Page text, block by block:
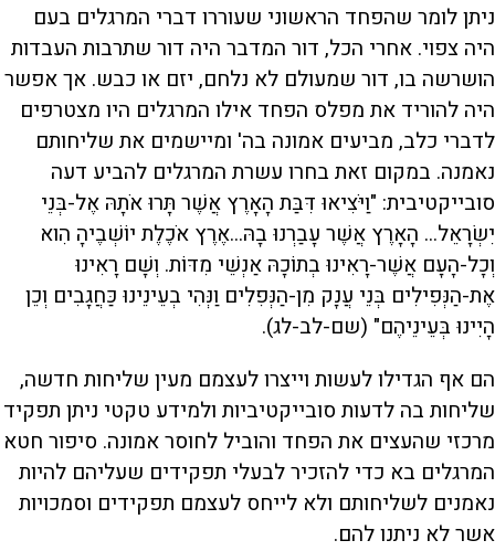
ניתן לומר שהפחד הראשוני שעוררו דברי המרגלים בעם
היה צפוי. אחרי הכל, דור המדבר היה דור שתרבות העבדות
הושרשה בו, דור שמעולם לא נלחם, יזם או כבש. אך אפשר
היה להוריד את מפלס הפחד אילו המרגלים היו מצטרפים
לדברי כלב, מביעים אמונה בה' ומיישמים את שליחותם
נאמנה. במקום זאת בחרו עשרת המרגלים להביע דעה
סובייקטיבית: "וַיֹּצִיאוּ דִּבַּת הָאָרֶץ אֲשֶׁר תָּרוּ אֹתָהּ אֶל-בְּנֵי
יִשְׂרָאֵל... הָאָרֶץ אֲשֶׁר עָבַרְנוּ בָהּ...אֶרֶץ אֹכֶלֶת יוֹשְׁבֶיהָ הִוא
וְכָל-הָעָם אֲשֶׁר-רָאִינוּ בְתוֹכָהּ אַנְשֵׁי מִדּוֹת. וְשָׁם רָאִינוּ
אֶת-הַנְּפִילִים בְּנֵי עֲנָק מִן-הַנְּפִלִים וַנְּהִי בְעֵינֵינוּ כַּחֲגָבִים וְכֵן
הָיִינוּ בְּעֵינֵיהֶם" (שם-לב-לג).
הם אף הגדילו לעשות וייצרו לעצמם מעין שליחות חדשה,
שליחות בה לדעות סובייקטיביות ולמידע טקטי ניתן תפקיד
מרכזי שהעצים את הפחד והוביל לחוסר אמונה. סיפור חטא
המרגלים בא כדי להזכיר לבעלי תפקידים שעליהם להיות
נאמנים לשליחותם ולא לייחס לעצמם תפקידים וסמכויות
אשר לא ניתנו להם.